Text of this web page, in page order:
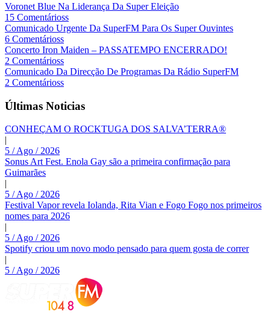
Voronet Blue Na Liderança Da Super Eleição
15 Comentárioss
Comunicado Urgente Da SuperFM Para Os Super Ouvintes
6 Comentárioss
Concerto Iron Maiden – PASSATEMPO ENCERRADO!
2 Comentárioss
Comunicado Da Direcção De Programas Da Rádio SuperFM
2 Comentárioss
Últimas Noticias
CONHEÇAM O ROCKTUGA DOS SALVA’TERRA®
|
5 / Ago / 2026
Sonus Art Fest. Enola Gay são a primeira confirmação para
Guimarães
|
5 / Ago / 2026
Festival Vapor revela Iolanda, Rita Vian e Fogo Fogo nos primeiros
nomes para 2026
|
5 / Ago / 2026
Spotify criou um novo modo pensado para quem gosta de correr
|
5 / Ago / 2026